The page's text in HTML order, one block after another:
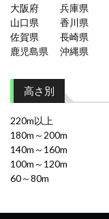
大阪府
兵庫県
山口県
香川県
佐賀県
長崎県
鹿児島県
沖縄県
高さ別
220m以上
180m～200m
140m～160m
100m～120m
60～80m